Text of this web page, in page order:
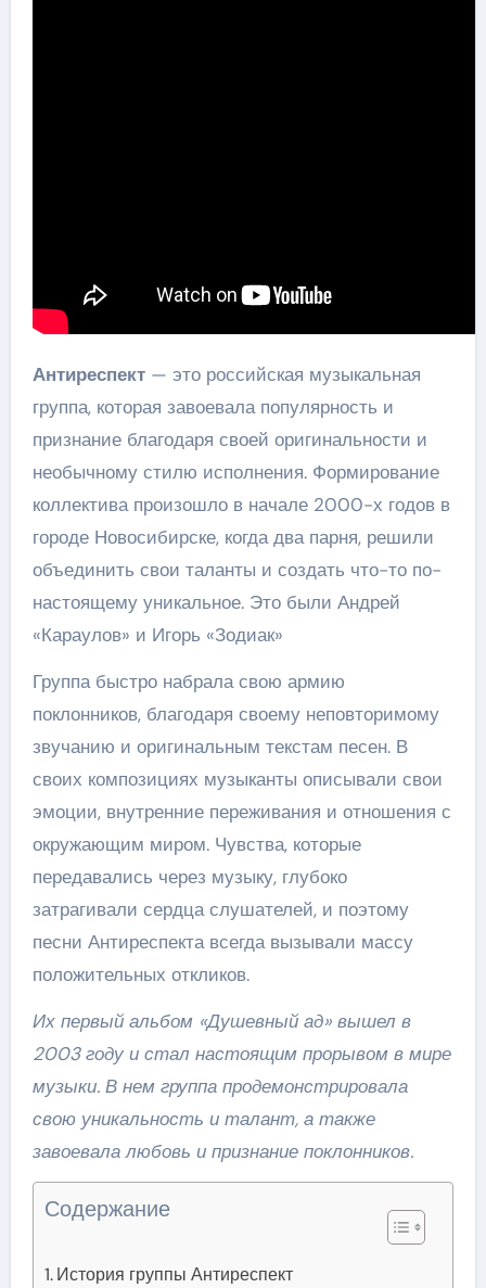
Антиреспект— это российская музыкальная
группа, которая завоевала популярность и
признание благодаря своей оригинальности и
необычному стилю исполнения. Формирование
коллектива произошло в начале 2000-х годов в
городе Новосибирске, когда два парня, решили
объединить свои таланты и создать что-то по-
настоящему уникальное. Это были Андрей
«Караулов» и Игорь «Зодиак»
Группа быстро набрала свою армию
поклонников, благодаря своему неповторимому
звучанию и оригинальным текстам песен. В
своих композициях музыканты описывали свои
эмоции, внутренние переживания и отношения с
окружающим миром. Чувства, которые
передавались через музыку, глубоко
затрагивали сердца слушателей, и поэтому
песни Антиреспекта всегда вызывали массу
положительных откликов.
Их первый альбом «Душевный ад» вышел в
2003 году и стал настоящим прорывом в мире
музыки. В нем группа продемонстрировала
свою уникальность и талант, а также
завоевала любовь и признание поклонников.
Содержание
История группы Антиреспект